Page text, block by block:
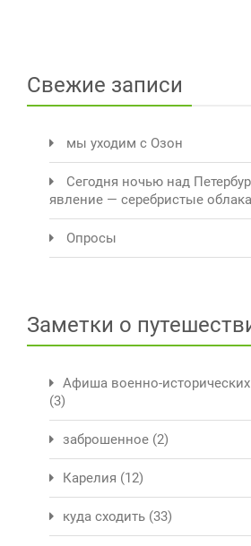
Свежие записи
мы уходим с Озон
Сегодня ночью над
явление — серебристые облака
Опросы
Заметки о
Афиша военно-исторических
(3)
заброшенное (2)
Карелия (12)
куда сходить (33)